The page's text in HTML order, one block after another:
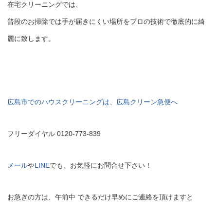
在宅クリーニングでは、
普段のお掃除では手が届きにくい場所をプロの技術で徹底的に綺
麗に致します。
広島市でのハウスクリーニングは、広島クリーン急便へ
フリーダイヤル 0120-773-839
メールやLINEでも、お気軽にお問合せ下さい！
お急ぎの方は、午前中 できるだけ早めにご連絡を頂けますと